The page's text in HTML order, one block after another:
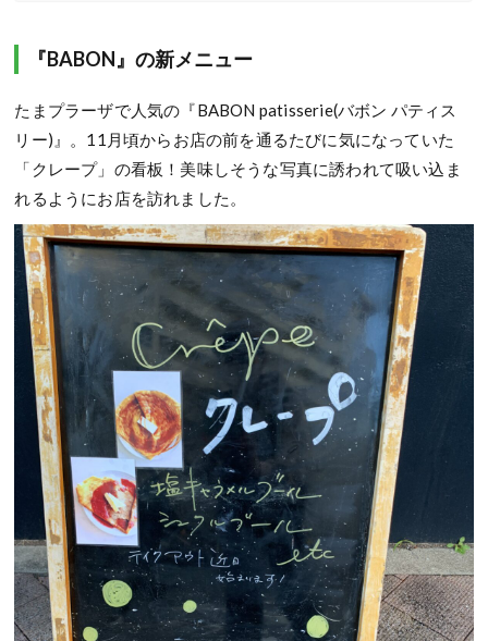
『BABON』の新メニュー
たまプラーザで人気の『BABON patisserie(バボン パティス
リー)』。11月頃からお店の前を通るたびに気になっていた
「クレープ」の看板！美味しそうな写真に誘われて吸い込ま
れるようにお店を訪れました。